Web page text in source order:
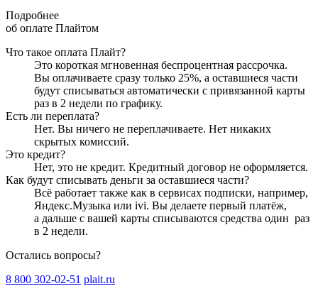
Подробнее
об оплате Плайтом
Что такое оплата Плайт?
Это короткая мгновенная беспроцентная рассрочка.
Вы оплачиваете сразу только 25%, а оставшиеся части
будут списываться автоматически с привязанной карты
раз в 2 недели по графику.
Есть ли переплата?
Нет. Вы ничего не переплачиваете. Нет никаких
скрытых комиссий.
Это кредит?
Нет, это не кредит. Кредитный договор не оформляется.
Как будут списывать деньги за оставшиеся части?
Всё работает также как в сервисах подписки, например,
Яндекс.Музыка или ivi. Вы делаете первый платёж,
а дальше с вашей карты списываются средства один раз
в 2 недели.
Остались вопросы?
8 800 302-02-51 plait.ru